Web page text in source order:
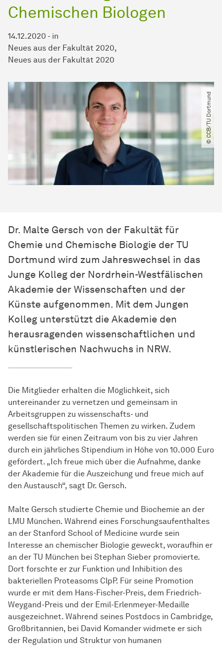
Chemischen Biologen
14.12.2020 - in
Neues aus der Fakultät 2020
Neues aus der Fakultät 2020
© CCB​/​TU Dortmund
Dr. Malte Gersch von der Fakultät für
Chemie und Chemische Biologie der TU
Dortmund wird zum Jahreswechsel in das
Junge Kolleg der Nordrhein-Westfälischen
Akademie der Wis­sen­schaf­ten und der
Künste aufgenommen. Mit dem Jungen
Kolleg unterstützt die Akademie den
herausragenden wissenschaftlichen und
künstlerischen Nachwuchs in NRW.
Die Mitglieder erhalten die Möglichkeit, sich
untereinander zu vernetzen und gemeinsam in
Arbeitsgruppen zu wissenschafts- und
gesellschaftspolitischen Themen zu wirken. Zudem
werden sie für einen Zeitraum von bis zu vier Jahren
durch ein jährliches Stipendium in Höhe von 10.000 Euro
gefördert. „Ich freue mich über die Aufnahme, danke
der Akademie für die Auszeichung und freue mich auf
den Austausch“, sagt Dr. Gersch.
Malte Gersch studierte Chemie und Biochemie an der
LMU München. Während eines Forschungsaufenthaltes
an der Stanford School of Medicine wurde sein
Interesse an chemischer Biologie geweckt, woraufhin er
an der TU München bei Stephan Sieber promovierte.
Dort forschte er zur Funktion und Inhibition des
bakteriellen Proteasoms ClpP. Für seine Promotion
wurde er mit dem Hans-Fischer-Preis, dem Friedrich-
Weygand-Preis und der Emil-Erlenmeyer-Medaille
ausgezeichnet. Während seines Postdocs in Cambridge,
Großbritannien, bei David Komander widmete er sich
der Regulation und Struktur von humanen